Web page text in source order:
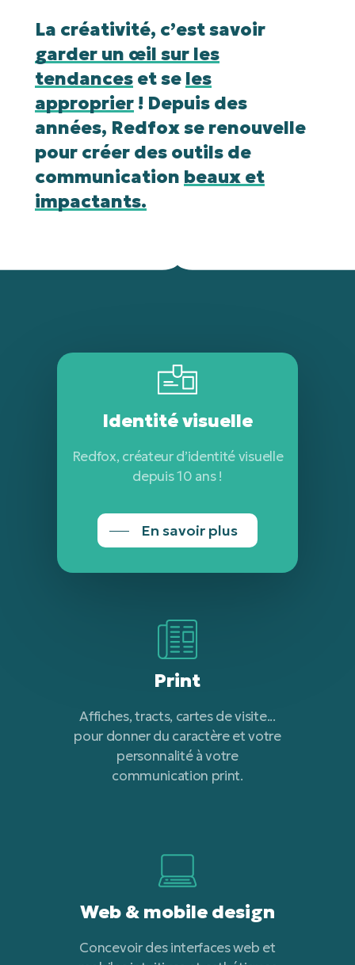
La créativité, c’est savoir
garder un œil sur les
tendanceset se les
approprier! Depuis des
années, Redfox se renouvelle
pour créer des outils de
communication beaux et
impactants.
Identité visuelle
Redfox, créateur d’identité visuelle
depuis 10 ans !
En savoir plus
Print
Affiches, tracts, cartes de visite...
pour donner du caractère et votre
personnalité à votre
communication print.
Web & mobile design
Concevoir des interfaces web et